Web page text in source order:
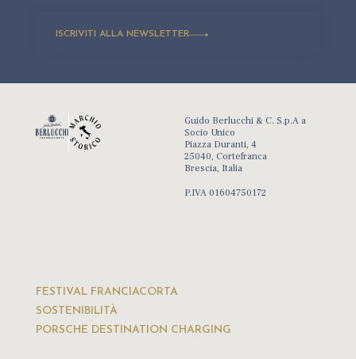
ISCRIVITI ALLA NEWSLETTER
Guido Berlucchi & C. S.p.A a
Socio Unico
Piazza Duranti, 4
25040, Cortefranca
Brescia, Italia
P.IVA 01604750172
FESTIVAL FRANCIACORTA
SOSTENIBILITÀ
PORSCHE DESTINATION CHARGING